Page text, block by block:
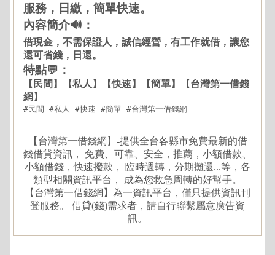
服務，日繳，簡單快速。
內容簡介🔊：
借現金，不需保證人，誠信經營，有工作就借，讓您
還可省錢，日還。
特點💬：
【民間】【私人】【快速】【簡單】【台灣第一借錢
網】
#民間 #私人 #快速 #簡單 #台灣第一借錢網
【台灣第一借錢網】-提供全台各縣市免費最新的借
錢借貸資訊， 免費、可靠、安全，推薦，小額借款、
小額借錢，快速撥款， 臨時週轉，分期攤還...等，各
類型相關資訊平台， 成為您救急周轉的好幫手。
【台灣第一借錢網】為一資訊平台，僅只提供資訊刊
登服務。 借貸(錢)需求者，請自行聯繫屬意廣告資
訊。